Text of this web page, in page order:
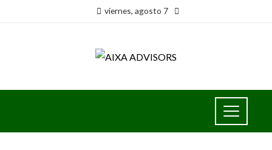
viernes, agosto 7